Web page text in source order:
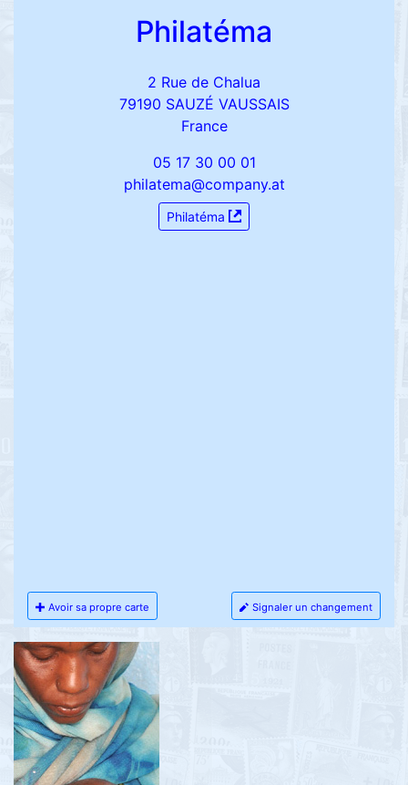
Philatéma
2 Rue de Chalua
79190 SAUZÉ VAUSSAIS
France
05 17 30 00 01
philatema@company.at
Philatéma
Avoir sa propre carte Signaler un changement